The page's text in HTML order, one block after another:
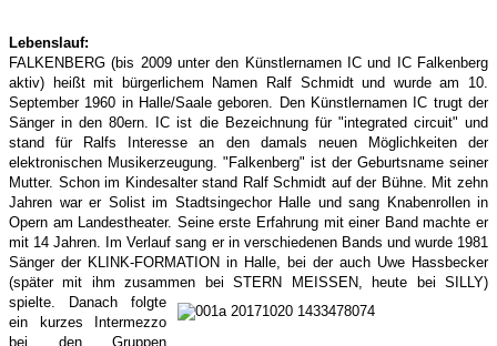
Lebenslauf:
FALKENBERG (bis 2009 unter den Künstlernamen IC und IC Falkenberg
aktiv) heißt mit bürgerlichem Namen Ralf Schmidt und wurde am 10.
September 1960 in Halle/Saale geboren. Den Künstlernamen IC trugt der
Sänger in den 80ern. IC ist die Bezeichnung für "integrated circuit" und
stand für Ralfs Interesse an den damals neuen Möglichkeiten der
elektronischen Musikerzeugung. "Falkenberg" ist der Geburtsname seiner
Mutter. Schon im Kindesalter stand Ralf Schmidt auf der Bühne. Mit zehn
Jahren war er Solist im Stadtsingechor Halle und sang Knabenrollen in
Opern am Landestheater. Seine erste Erfahrung mit einer Band machte er
mit 14 Jahren. Im Verlauf sang er in verschiedenen Bands und wurde 1981
Sänger der KLINK-FORMATION in Halle, bei der auch Uwe Hassbecker
(später mit ihm zusammen bei STERN MEISSEN, heute bei SILLY)
spielte.
Danach folgte
ein kurzes Intermezzo
bei den Gruppen